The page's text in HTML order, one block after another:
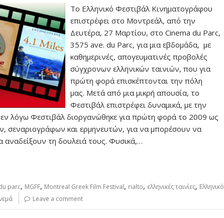
Το Ελληνικό Φεστιβάλ Κινηματογράφου
επιστρέφει στο Μοντρεάλ, από την
Δευτέρα, 27 Μαρτίου, στο Cinema du Parc,
3575 ave. du Parc, για μια εβδομάδα, με
καθημερινές, απογευματινές προβολές
σύγχρονων ελληνικών ταινιών, που για
πρώτη φορά επισκέπτονται την πόλη
μας. Μετά από μια μικρή απουσία, το
Φεστιβάλ επιστρέφει δυναμικά, με την
λόγω Φεστιβάλ διοργανώθηκε για πρώτη φορά το 2009 ως
και ερμηνευτών, για να μπορέσουν να
τη δουλειά τους. Φυσικά,…
parc, MGFF, Montreal Greek Film Festival, rialto, ελληνικές ταινίες, Ελληνικό
Leave a comment